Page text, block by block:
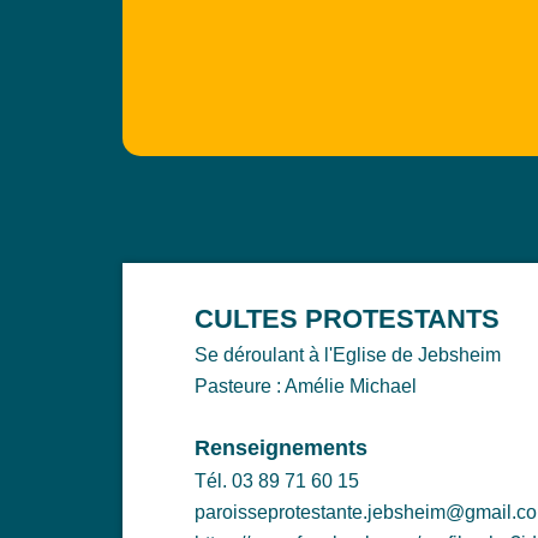
CULTES PROTESTANTS
Se déroulant à l'Eglise de Jebsheim
Pasteure : Amélie Michael
Renseignements
Tél. 03 89 71 60 15